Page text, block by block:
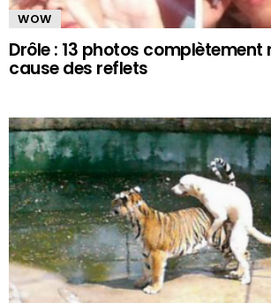
WOW
Drôle : 13 photos complètement
cause des reflets